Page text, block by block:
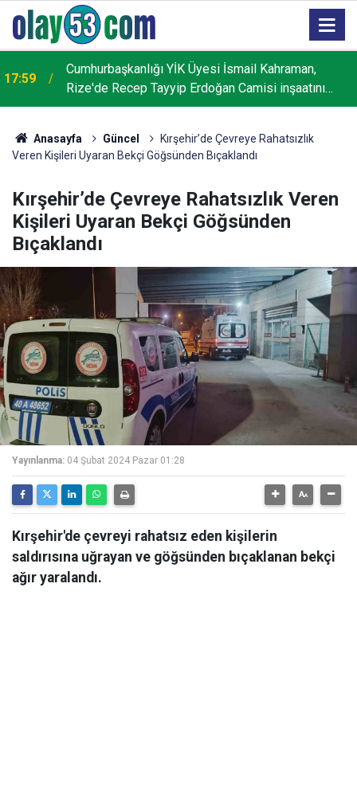
17:59
Cumhurbaşkanlığı YİK Üyesi İsmail Kahraman,
Rize'de Recep Tayyip Erdoğan Camisi inşaatını
inceledi
Anasayfa Güncel
Kırşehir’de Çevreye Rahatsızlık
Veren Kişileri Uyaran Bekçi Göğsünden Bıçaklandı
Kırşehir’de Çevreye Rahatsızlık Veren
Kişileri Uyaran Bekçi Göğsünden
Bıçaklandı
Yayınlanma: 04 Şubat 2024 Pazar 01:28
Kırşehir'de çevreyi rahatsız eden kişilerin
saldırısına uğrayan ve göğsünden bıçaklanan bekçi
ağır yaralandı.